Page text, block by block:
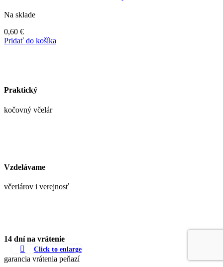
Click to enlarge
Na sklade
0,60 €
Pridať do košíka
Praktický
kočovný včelár
Vzdelávame
včerlárov i verejnosť
14 dní na vrátenie
garancia vrátenia peňazí